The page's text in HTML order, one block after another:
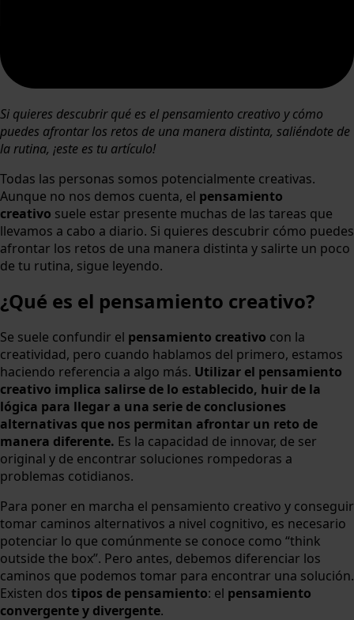
Si quieres descubrir qué es el pensamiento creativo y cómo
puedes afrontar los retos de una manera distinta, saliéndote de
la rutina, ¡este es tu artículo!
Todas las personas somos potencialmente creativas.
Aunque no nos demos cuenta, el pensamiento
creativo suele estar presente muchas de las tareas que
llevamos a cabo a diario. Si quieres descubrir cómo puedes
afrontar los retos de una manera distinta y salirte un poco
de tu rutina, sigue leyendo.
¿Qué es el pensamiento creativo?
Se suele confundir el pensamiento creativo con la
creatividad, pero cuando hablamos del primero, estamos
haciendo referencia a algo más. Utilizar el pensamiento
creativo implica salirse de lo establecido, huir de la
lógica para llegar a una serie de conclusiones
alternativas que nos permitan afrontar un reto de
manera diferente. Es la capacidad de innovar, de ser
original y de encontrar soluciones rompedoras a
problemas cotidianos.
Para poner en marcha el pensamiento creativo y conseguir
tomar caminos alternativos a nivel cognitivo, es necesario
potenciar lo que comúnmente se conoce como “think
outside the box”. Pero antes, debemos diferenciar los
caminos que podemos tomar para encontrar una solución.
Existen dos tipos de pensamiento: el pensamiento
convergente y divergente.